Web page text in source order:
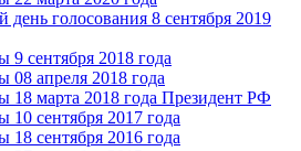
день голосования 8 сентября 2019
9 сентября 2018 года
08 апреля 2018 года
18 марта 2018 года Президент РФ
10 сентября 2017 года
18 сентября 2016 года